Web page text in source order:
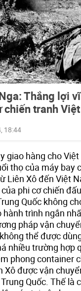
Thắng lợi
tranh
18:44
giao hàng cho
thọ của máy bay
Liên Xô đến Việt
phi cơ chiến
Quốc không
hành trình ngắn
pháp vận
thể được
nhiều trường hợp
phong container
Xô được vận
Quốc. Thế là